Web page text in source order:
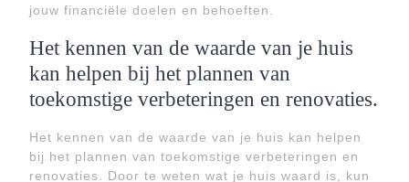
jouw financiële doelen en behoeften.
Het kennen van de waarde van je huis
kan helpen bij het plannen van
toekomstige verbeteringen en renovaties.
Het kennen van de waarde van je huis kan helpen
bij het plannen van toekomstige verbeteringen en
renovaties. Door te weten wat je huis waard is, kun